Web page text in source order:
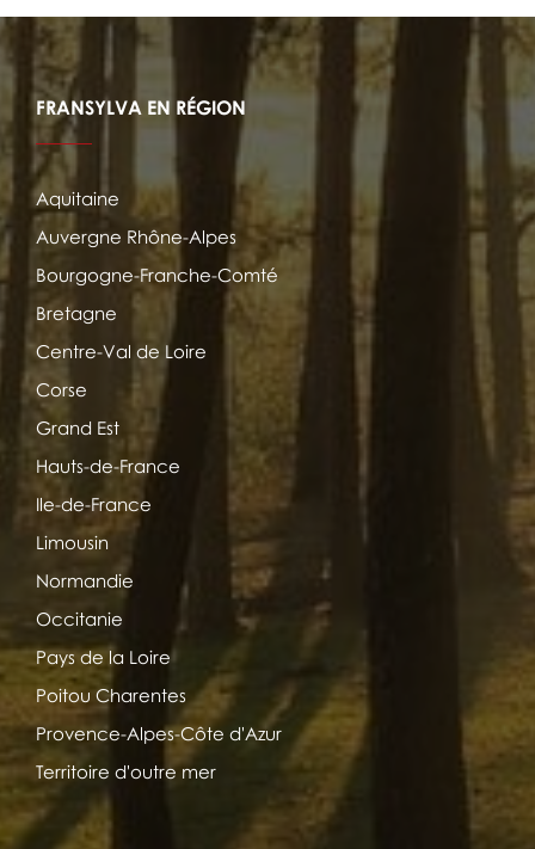
FRANSYLVA EN RÉGION
Aquitaine
Auvergne Rhône-Alpes
Bourgogne-Franche-Comté
Bretagne
Centre-Val de Loire
Corse
Grand Est
Hauts-de-France
Ile-de-France
Limousin
Normandie
Occitanie
Pays de la Loire
Poitou Charentes
Provence-Alpes-Côte d'Azur
Territoire d'outre mer